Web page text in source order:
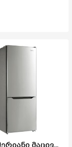
ᲝᲠᲙᲐᲛᲔᲠᲘᲐᲜᲘ ᲛᲐᲪᲘᲕᲐᲠᲘ MDRB424FGF02I